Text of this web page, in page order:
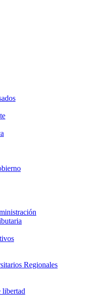
Regionales
libertad